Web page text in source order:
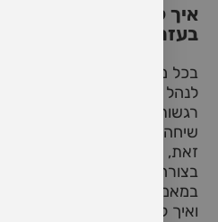
איך לנהל שיחה זוגית
בעזרת הבאת מודעות
בכל מערכת יחסים זוגית
לנהל שיחה קשה. בין אם
רגשות שנפגעו, או אתגרים
שיחה כזו יכולה לעורר חשש
זאת, באמצעות גישה מודעת,
בצורה בונה וחיובית
במאמר זה נעמיק כיצד להביא
ואיך להשתמש בה ככלי